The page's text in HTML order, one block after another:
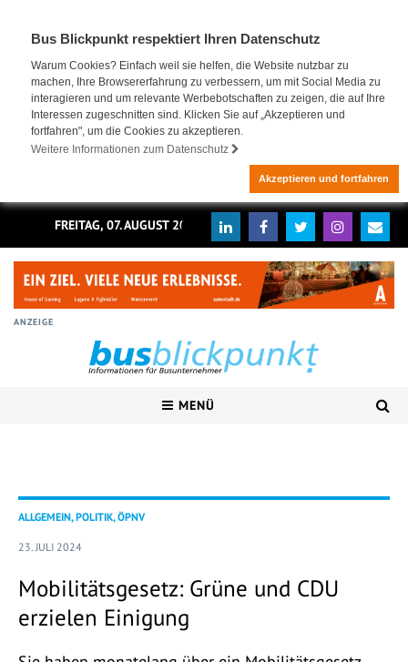
Bus Blickpunkt respektiert Ihren Datenschutz
Warum Cookies? Einfach weil sie helfen, die Website nutzbar zu
machen, Ihre Browsererfahrung zu verbessern, um mit Social Media zu
interagieren und um relevante Werbebotschaften zu zeigen, die auf Ihre
Interessen zugeschnitten sind. Klicken Sie auf „Akzeptieren und
fortfahren", um die Cookies zu akzeptieren.
Weitere Informationen zum Datenschutz
Akzeptieren und fortfahren
FREITAG, 07. AUGUST 2026
ANZEIGE
MENÜ
ALLGEMEIN, POLITIK, ÖPNV
23. JULI 2024
Mobilitätsgesetz: Grüne und CDU
erzielen Einigung